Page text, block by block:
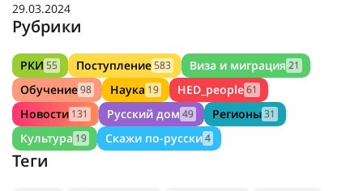
29.03.2024
Рубрики
РКИ 55 Поступление583 Виза и миграция 21
Обучение98 Наука 19 HED_people61
Новости 131 Русский дом 49 Регионы31
Культура 19 Скажи по-русски4
Теги